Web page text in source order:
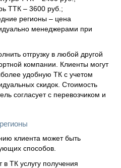
ТТК – 3600 руб.;
регионы – цена
менеджерами при
отгрузку в любой другой
компании. Клиенты могут
удобную ТК с учетом
скидок. Стоимость
согласует с перевозчиком и
клиента может быть
способов.
ТК услугу получения